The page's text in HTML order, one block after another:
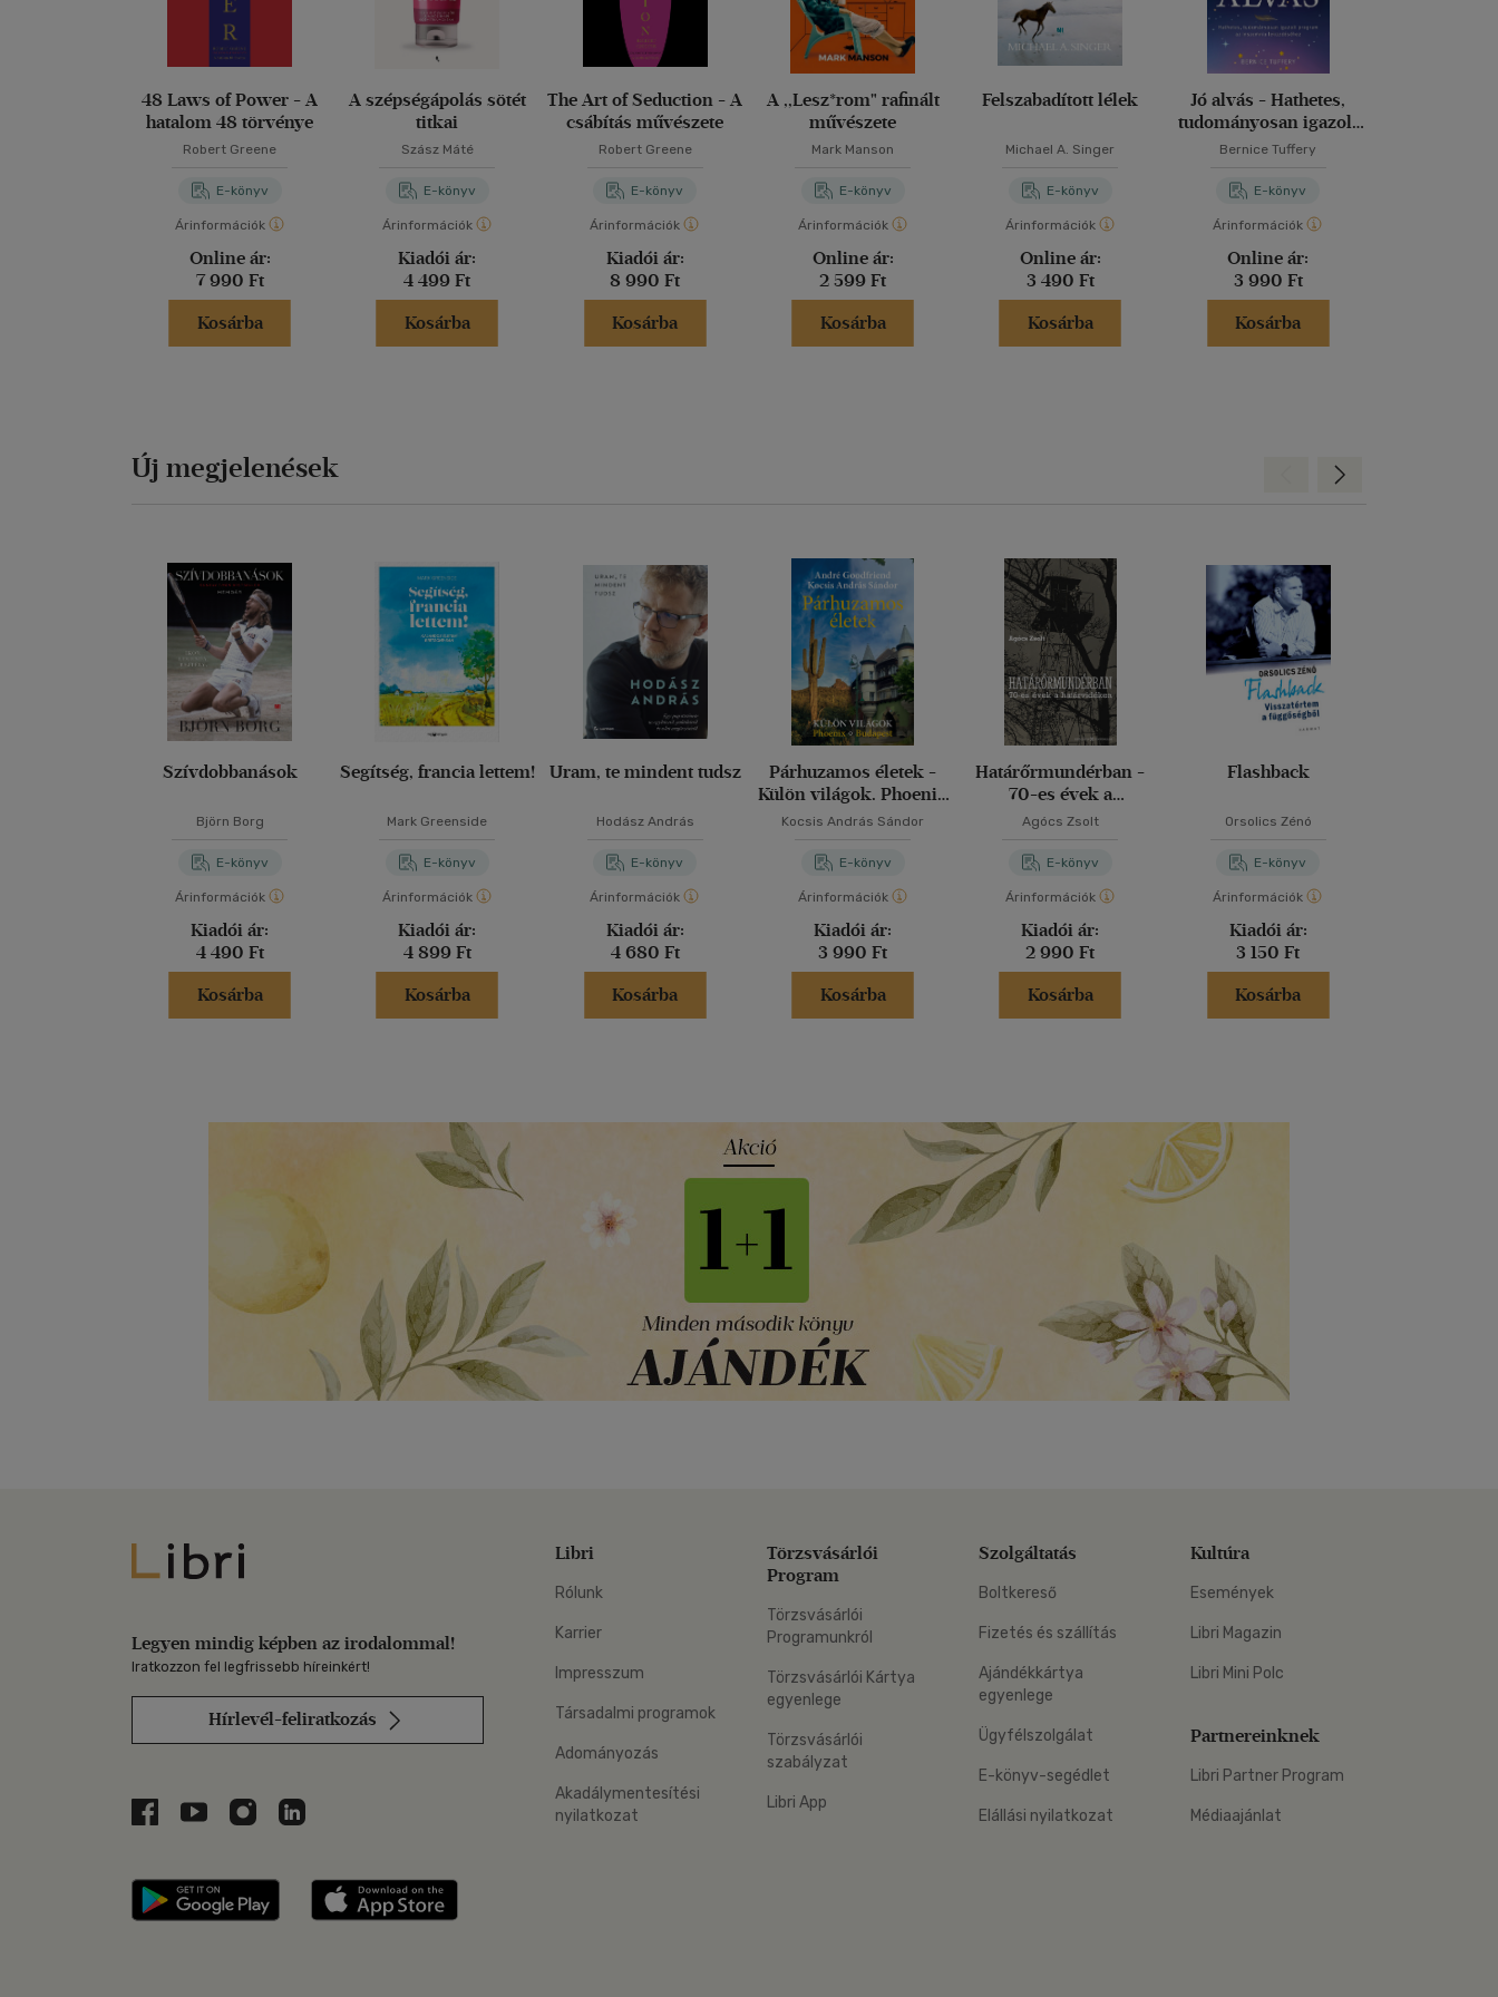
48 Laws of Power - A
hatalom 48 törvénye
Robert Greene
E-könyv
Árinformációk
Online ár:
7 990 Ft
Kosárba
A szépségápolás sötét
titkai
Szász Máté
E-könyv
Árinformációk
Kiadói ár:
4 499 Ft
Kosárba
The Art of Seduction - A
csábítás művészete
Robert Greene
E-könyv
Árinformációk
Kiadói ár:
8 990 Ft
Kosárba
A ,,Lesz*rom" rafinált
művészete
Mark Manson
E-könyv
Árinformációk
Online ár:
2 599 Ft
Kosárba
Felszabadított lélek
Michael A. Singer
E-könyv
Árinformációk
Online ár:
3 490 Ft
Kosárba
Jó alvás - Hathetes,
tudományosan igazolt
program az inszomnia
Bernice Tuffery
E-könyv
Árinformációk
Online ár:
3 990 Ft
Kosárba
Új megjelenések
Szívdobbanások
Björn Borg
E-könyv
Árinformációk
Kiadói ár:
4 490 Ft
Kosárba
Segítség, francia lettem!
Mark Greenside
E-könyv
Árinformációk
Kiadói ár:
4 899 Ft
Kosárba
Uram, te mindent tudsz
Hodász András
E-könyv
Árinformációk
Kiadói ár:
4 680 Ft
Kosárba
Párhuzamos életek -
Külön világok. Phoenix
? Budapest
Kocsis András Sándor
E-könyv
Árinformációk
Kiadói ár:
3 990 Ft
Kosárba
Határőrmundérban -
70-es évek a
határvidéken
Agócs Zsolt
E-könyv
Árinformációk
Kiadói ár:
2 990 Ft
Kosárba
Flashback
Orsolics Zénó
E-könyv
Árinformációk
Kiadói ár:
3 150 Ft
Kosárba
Előre
Libri
Legyen mindig képben az irodalommal!
Iratkozzon fel legfrissebb híreinkért!
Hírlevél-feliratkozás
Libri a Facebookon
Libri a Youtube-on
Libri az Instagramon
Libri a LinkedInen
Libri applikáció Szerezd meg: Google Play
Libri
Rólunk
Karrier
Impresszum
Társadalmi programok
Adományozás
Akadálymentesítési
nyilatkozat
Törzsvásárlói
Program
Törzsvásárlói
Programunkról
Törzsvásárlói Kártya
egyenlege
Törzsvásárlói
szabályzat
Libri App
Szolgáltatás
Boltkereső
Fizetés és szállítás
Ajándékkártya
egyenlege
Ügyfélszolgálat
E-könyv-segédlet
Elállási nyilatkozat
Kultúra
Események
Libri Magazin
Libri Mini Polc
Partnereinknek
Libri Partner Program
Médiaajánlat